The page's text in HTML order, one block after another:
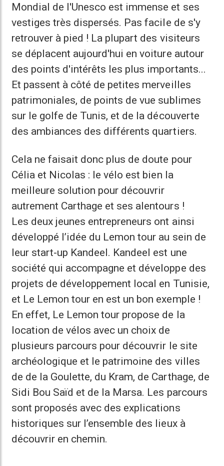
Mondial de l'Unesco est immense et ses
vestiges très dispersés. Pas facile de s'y
retrouver à pied ! La plupart des visiteurs
se déplacent aujourd'hui en voiture autour
des points d'intérêts les plus importants...
Et passent à côté de petites merveilles
patrimoniales, de points de vue sublimes
sur le golfe de Tunis, et de la découverte
des ambiances des différents quartiers.
Cela ne faisait donc plus de doute pour
Célia et Nicolas : le vélo est bien la
meilleure solution pour découvrir
autrement Carthage et ses alentours !
Les deux jeunes entrepreneurs ont ainsi
développé l’idée du Lemon tour au sein de
leur start-up Kandeel. Kandeel est une
société qui accompagne et développe des
projets de développement local en Tunisie,
et Le Lemon tour en est un bon exemple !
En effet, Le Lemon tour propose de la
location de vélos avec un choix de
plusieurs parcours pour découvrir le site
archéologique et le patrimoine des villes
de de la Goulette, du Kram, de Carthage, de
Sidi Bou Saïd et de la Marsa. Les parcours
sont proposés avec des explications
historiques sur l’ensemble des lieux à
découvrir en chemin.